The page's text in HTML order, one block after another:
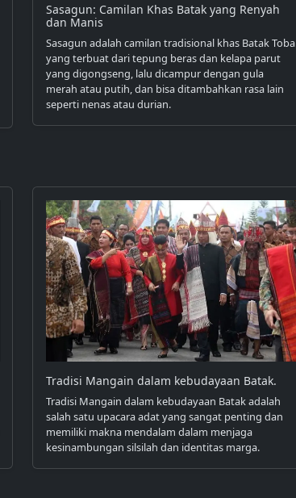
Sasagun: Camilan Khas Batak yang Renyah
dan Manis
Sasagun adalah camilan tradisional khas Batak Toba
yang terbuat dari tepung beras dan kelapa parut
yang digongseng, lalu dicampur dengan gula
merah atau putih, dan bisa ditambahkan rasa lain
seperti nenas atau durian.
Tradisi Mangain dalam kebudayaan Batak.
Tradisi Mangain dalam kebudayaan Batak adalah
salah satu upacara adat yang sangat penting dan
memiliki makna mendalam dalam menjaga
kesinambungan silsilah dan identitas marga.